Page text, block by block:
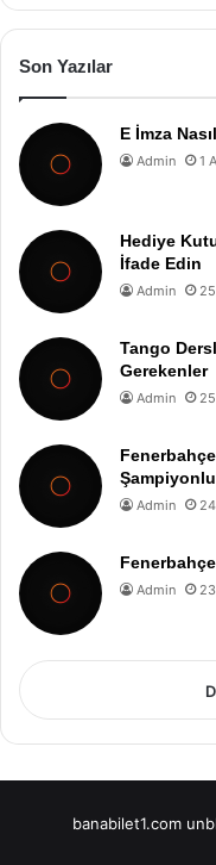
Son Yazılar
E İmza
Admin 1
Hediye
İfade Edin
Admin
Tango
Gerekenler
Admin
Fenerbahçe
Admin
Admin
banabilet1.com